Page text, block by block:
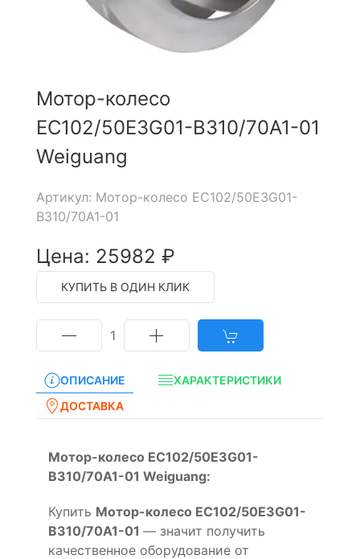
Мотор-колесо
EC102/50E3G01-B310/70A1-01
Weiguang
Артикул: Мотор-колесо EC102/50E3G01-
B310/70A1-01
Цена: 25982 ₽
КУПИТЬ В ОДИН КЛИК
1
ОПИСАНИЕ
ХАРАКТЕРИСТИКИ
ДОСТАВКА
Мотор-колесо EC102/50E3G01-
B310/70A1-01 Weiguang:
Купить Мотор-колесо EC102/50E3G01-
B310/70A1-01 — значит получить
качественное оборудование от